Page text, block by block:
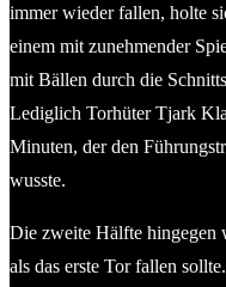
immer wieder fallen, holte
einem mit zunehmender
mit Bällen durch die
Lediglich Torhüter Tjark
Minuten, der den
wusste.
Die zweite Hälfte hingegen
als das erste Tor fallen